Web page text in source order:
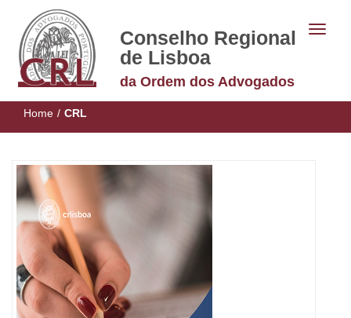
Conselho Regional
de Lisboa
da Ordem dos Advogados
Home / CRL